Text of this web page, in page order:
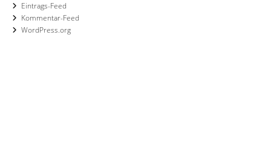
Eintrags-Feed
Kommentar-Feed
WordPress.org